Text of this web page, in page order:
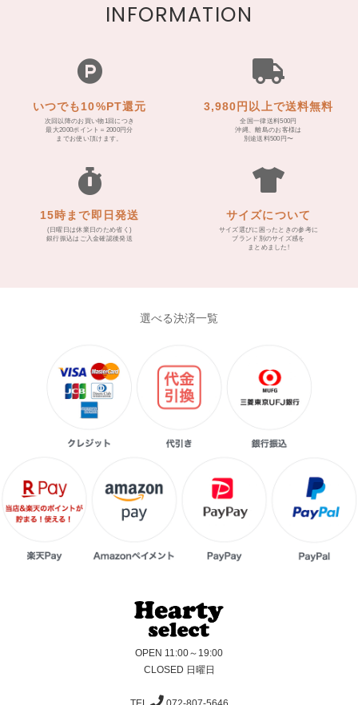
INFORMATION
いつでも10%PT還元
次回以降のお買い物1回につき
最大2000ポイント＝2000円分
までお使い頂けます。
3,980円以上で送料無料
全国一律送料500円
沖縄、離島のお客様は
別途送料500円〜
15時まで即日発送
(日曜日は休業日のため省く)
銀行振込はご入金確認後発送
サイズについて
サイズ選びに困ったときの参考に
ブランド別のサイズ感を
まとめました!
選べる決済一覧
OPEN 11:00～19:00
CLOSED 日曜日